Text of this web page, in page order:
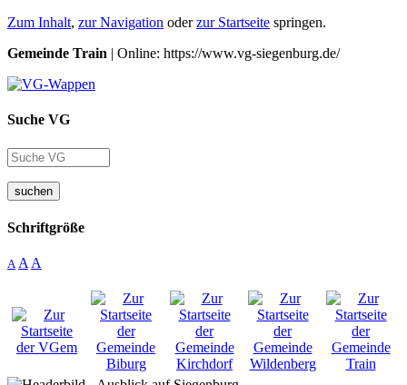
Zum Inhalt, zur Navigation oderzur Startseite springen.
Gemeinde Train | Online: https://www.vg-siegenburg.de/
Suche VG
suchen
Schriftgröße
A A A